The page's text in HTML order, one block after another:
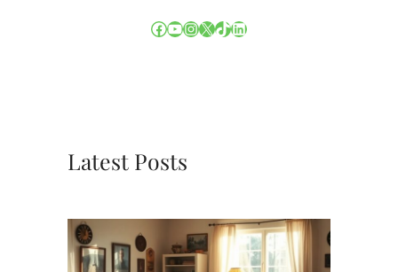
Facebook YouTube InstagramX TikTok LinkedIn
Latest Posts